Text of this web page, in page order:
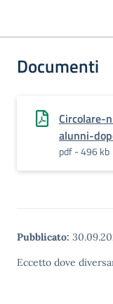
Documenti
Circolare-
alunni-
pdf - 496 kb
Pubblicato:
Eccetto dove